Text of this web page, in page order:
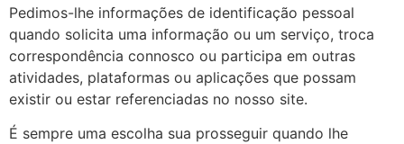
Pedimos-lhe informações de identificação pessoal
quando solicita uma informação ou um serviço, troca
correspondência connosco ou participa em outras
atividades, plataformas ou aplicações que possam
existir ou estar referenciadas no nosso site.
É sempre uma escolha sua prosseguir quando lhe